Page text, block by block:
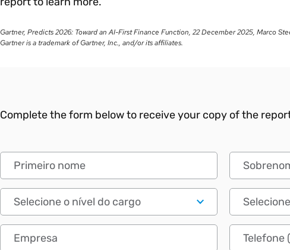
Gartner, Predicts 2026: Toward an AI-First Finance Function, 22 December 2025, Marco
Gartner is a trademark of Gartner, Inc., and/or its affiliates.
Complete the form below to receive your copy of the
Primeiro nome Sobrenome
Nível do cargo Papel
Empresa Telefone